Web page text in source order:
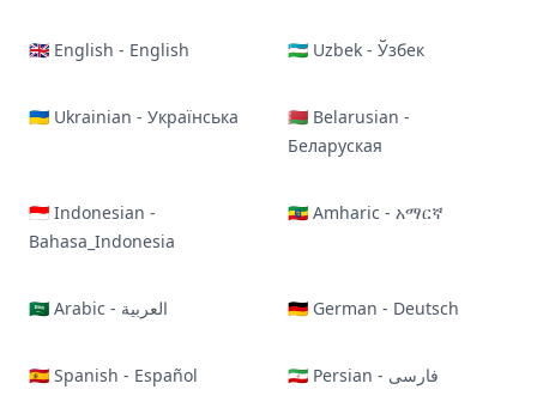
🇬🇧 English - English 🇺🇿 Uzbek - Ўзбек
🇺🇦 Ukrainian - Українська
🇧🇾 Belarusian -
Беларуская
🇮🇩 Indonesian -
Bahasa_Indonesia
🇪🇹 Amharic - አማርኛ
🇸🇦 Arabic - العربية 🇩🇪 German - Deutsch
🇪🇸 Spanish - Español 🇮🇷 Persian - فارسی